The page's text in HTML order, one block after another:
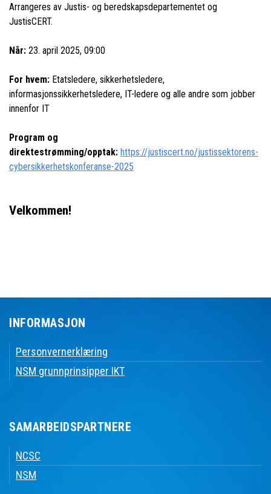
Arrangeres av Justis- og beredskapsdepartementet og
JustisCERT.
Når: 23. april 2025, 09:00
For hvem: Etatsledere, sikkerhetsledere,
informasjonssikkerhetsledere, IT-ledere og alle andre som jobber
innenfor IT
Program og
direktestrømming/opptak: https://justiscert.no/justissektorens-
cybersikkerhetskonferanse-2025
Velkommen!
INFORMASJON
Personvernerklæring
NSM grunnprinsipper IKT
SAMARBEIDSPARTNERE
NCSC
NSM